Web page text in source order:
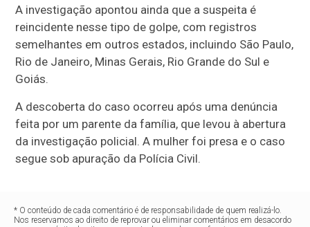
A investigação apontou ainda que a suspeita é
reincidente nesse tipo de golpe, com registros
semelhantes em outros estados, incluindo São Paulo,
Rio de Janeiro, Minas Gerais, Rio Grande do Sul e
Goiás.
A descoberta do caso ocorreu após uma denúncia
feita por um parente da família, que levou à abertura
da investigação policial. A mulher foi presa e o caso
segue sob apuração da Polícia Civil.
* O conteúdo de cada comentário é de responsabilidade de quem realizá-lo.
Nos reservamos ao direito de reprovar ou eliminar comentários em desacordo